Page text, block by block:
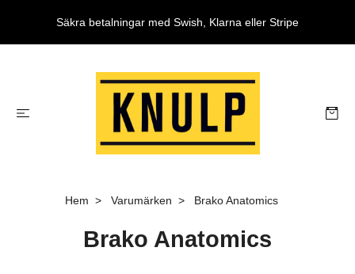
Säkra betalningar med Swish, Klarna eller Stripe
Hem Varumärken Brako Anatomics
Brako Anatomics